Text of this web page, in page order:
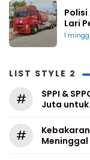
Polisi
Lari
1
LIST STYLE 2
#
SPPI &
Juta
#
Meninggal